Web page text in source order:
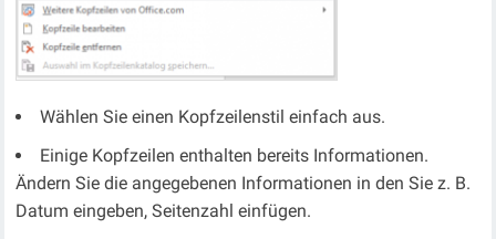
Wählen Sie einen Kopfzeilenstil einfach aus.
Einige Kopfzeilen enthalten bereits Informationen.
Ändern Sie die angegebenen Informationen in den Sie z. B.
Datum eingeben, Seitenzahl einfügen.